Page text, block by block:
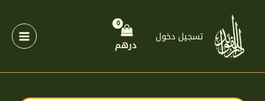
المحتوى
تسجيل دخول
درهم